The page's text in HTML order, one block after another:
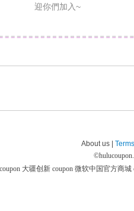
迎你們加入~
About us |
©
大疆创新 coupon 微软中国官方商城